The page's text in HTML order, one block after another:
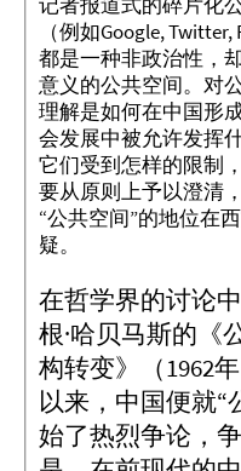
（例如Google,
都是一种非政治性，
意义的公共空间。对
理解是如何在中国形
会发展中被允许发挥
它们受到怎样的限制
要从原则上予以澄清
“公共空间”的地位在
疑。
在哲学界的讨论
根·哈贝马斯的《
构转变》（1962
以来，中国便就“
始了热烈争论，